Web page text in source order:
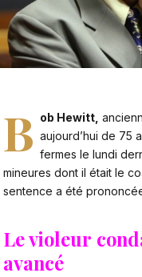
B ob Hewitt,
aujourd’hui de 75
fermes le lundi
mineures dont il était le
sentence a été
Le violeur
avancé